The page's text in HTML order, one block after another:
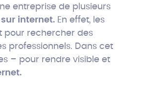
entreprise de plusieurs
internet. En effet, les
pour rechercher des
professionnels. Dans cet
– pour rendre visible et